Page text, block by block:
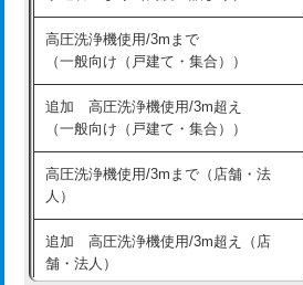
追加人工
廃棄・処分
※給水管工事は20mmまでの価格です。
持込商品取付（混合水栓）
持込商品取付（浄水器・分岐水栓）
業）
排水管工事（追加 排水管工事/3ｍ超
高圧洗浄機使用/3mまで
（一般向け（戸建て・集合））
追加 高圧洗浄機使用/3m超え
（一般向け（戸建て・集合））
高圧洗浄機使用/3mまで（店舗・法
人）
追加 高圧洗浄機使用/3m超え（店
舗・法人）